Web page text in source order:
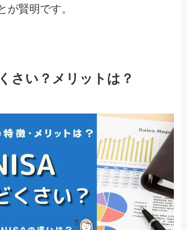
が賢明です。
さい？メリットは？